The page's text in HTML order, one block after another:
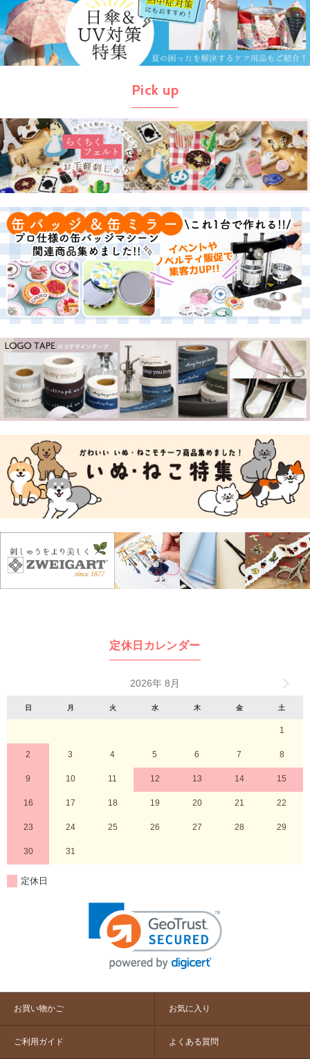
Pick up
定休日カレンダー
2026年 8月
日 月 火 水 木 金 土
1
2 3 4 5 6 7 8
9 10 11 12 13 14 15
16 17 18 19 20 21 22
23 24 25 26 27 28 29
30 31
定休日
お買い物かご お気に入り
ご利用ガイド よくある質問